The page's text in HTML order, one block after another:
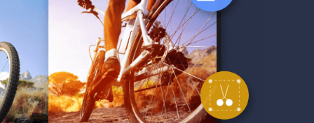
Video Downloader Online
免費下載任何影片
EaseUS RecExperts
適用於 PC 和 Mac 的螢幕錄影軟體
下載安裝程式
諮詢中心
售前諮詢
諮詢銷售客服